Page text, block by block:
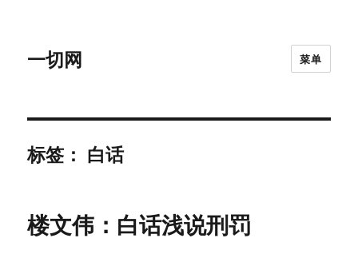
一切网 菜单
标签： 白话
楼文伟：白话浅说刑罚